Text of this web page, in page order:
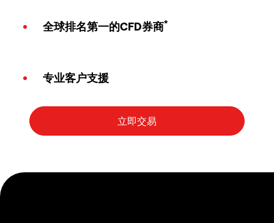
全球排名第一的CFD券商*
专业客户支援